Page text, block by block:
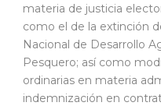
materia de justicia
como el de la extinción
Nacional de Desarrollo
Pesquero; así como
ordinarias en materia
indemnización en